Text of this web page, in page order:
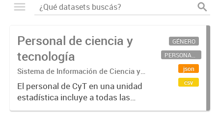
Personal de ciencia y
tecnología
Sistema de Información de Ciencia y
Tecnología Argentino (SICYTAR)
El personal de CyT en una unidad
estadística incluye a todas las
personas involucradas
GÉNERO
PERSONAL CIENTÍFICO-TECNOLÓGICO
json
csv